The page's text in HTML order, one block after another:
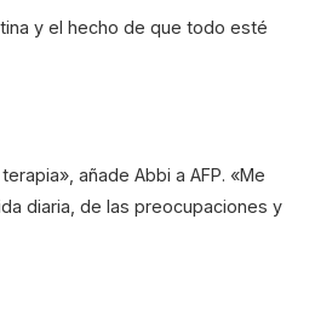
y el hecho de que todo esté
añade Abbi a AFP. «Me
diaria, de las preocupaciones y